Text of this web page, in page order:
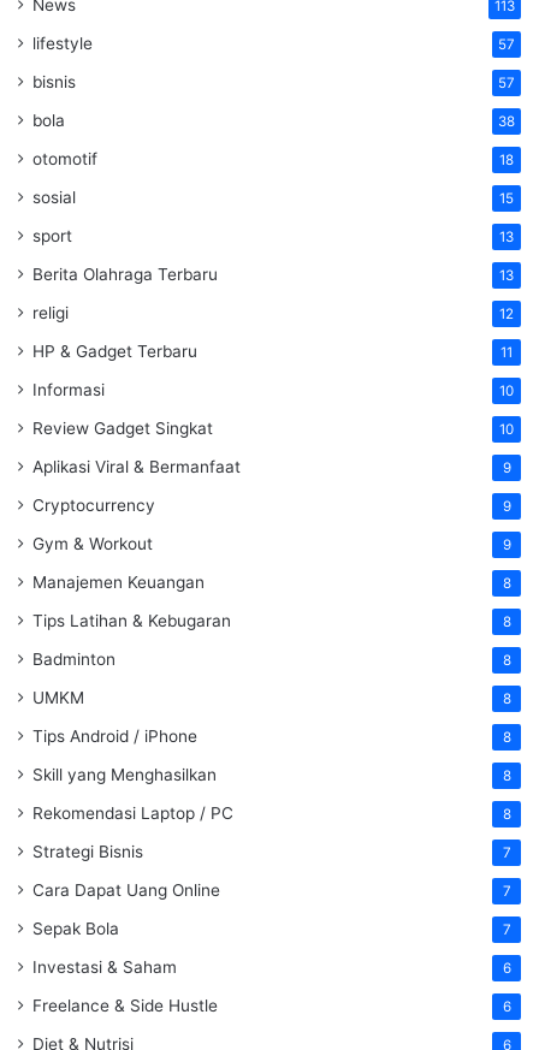
News 113
lifestyle 57
bisnis 57
bola 38
otomotif 18
sosial 15
sport 13
Berita Olahraga Terbaru 13
religi 12
HP & Gadget Terbaru 11
Informasi 10
Review Gadget Singkat 10
Aplikasi Viral & Bermanfaat 9
Cryptocurrency 9
Gym & Workout 9
Manajemen Keuangan 8
Tips Latihan & Kebugaran 8
Badminton 8
UMKM 8
Tips Android / iPhone 8
Skill yang Menghasilkan 8
Rekomendasi Laptop / PC 8
Strategi Bisnis 7
Cara Dapat Uang Online 7
Sepak Bola 7
Investasi & Saham 6
Freelance & Side Hustle 6
Diet & Nutrisi 6